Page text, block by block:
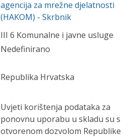
agencija za mrežne djelatnosti
(HAKOM) - Skrbnik
III 6 Komunalne i javne usluge
Nedefinirano
Republika Hrvatska
Uvjeti korištenja podataka za
ponovnu uporabu u skladu su s
otvorenom dozvolom Republike